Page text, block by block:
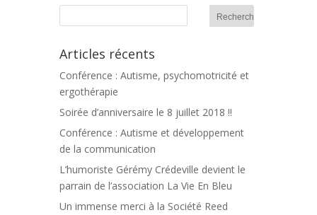
Articles récents
Conférence : Autisme, psychomotricité et
ergothérapie
Soirée d’anniversaire le 8 juillet 2018 !!
Conférence : Autisme et développement
de la communication
L’humoriste Gérémy Crédeville devient le
parrain de l’association La Vie En Bleu
Un immense merci à la Société Reed